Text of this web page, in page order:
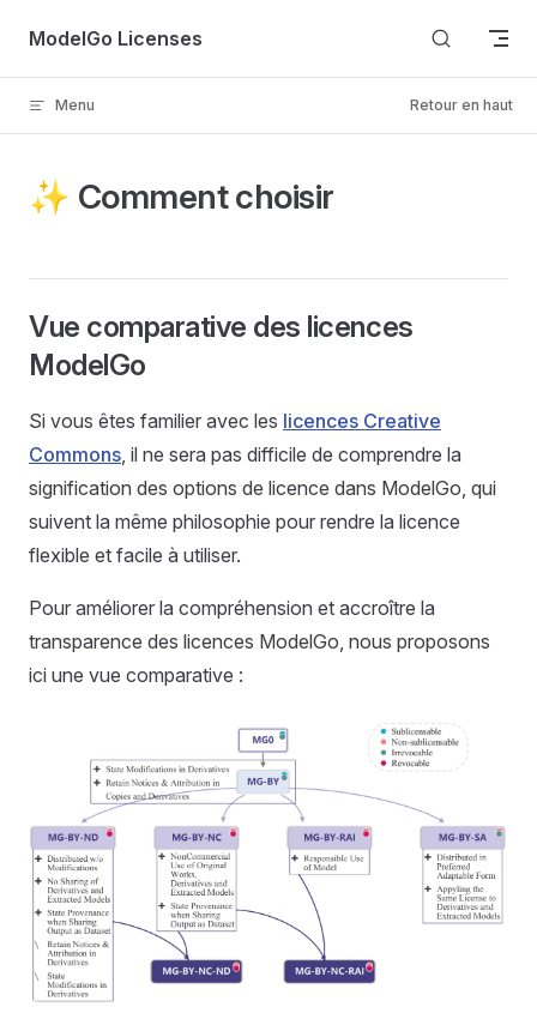
Skip to content
ModelGo Licenses
Menu Retour en haut
✨ Comment choisir
Vue comparative des licences
ModelGo
Si vous êtes familier avec les licences Creative
Commons, il ne sera pas difficile de comprendre la
signification des options de licence dans ModelGo, qui
suivent la même philosophie pour rendre la licence
flexible et facile à utiliser.
Pour améliorer la compréhension et accroître la
transparence des licences ModelGo, nous proposons
ici une vue comparative :